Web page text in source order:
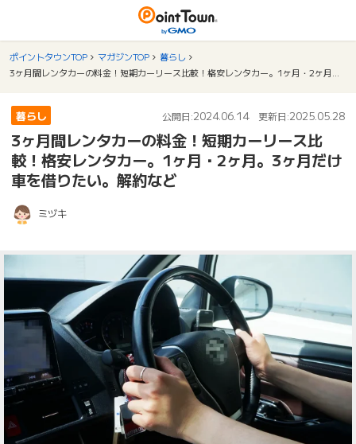
ポイントタウンTOP マガジンTOP
暮らし
暮らし 公開日:2024.06.14 更新日:2025.05.28
3ヶ月間レンタカーの料金！短期カーリース比
較！格安レンタカー。1ヶ月・2ヶ月。3ヶ月だけ
車を借りたい。解約など
ミヅキ